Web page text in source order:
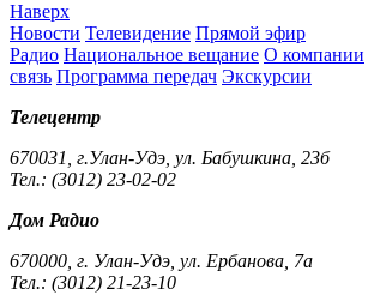
Наверх
Новости Телевидение Прямой эфир
Радио Национальное вещание О компании
связь Программа передач Экскурсии
Телецентр
670031, г.Улан-Удэ, ул. Бабушкина, 23б
Тел.: (3012) 23-02-02
Дом Радио
670000, г. Улан-Удэ, ул. Ербанова, 7а
Тел.: (3012) 21-23-10